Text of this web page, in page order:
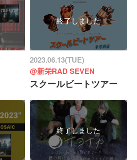
終了しました
2023.06.13(TUE)
@新栄RAD SEVEN
スクールビートツアー
終了しました